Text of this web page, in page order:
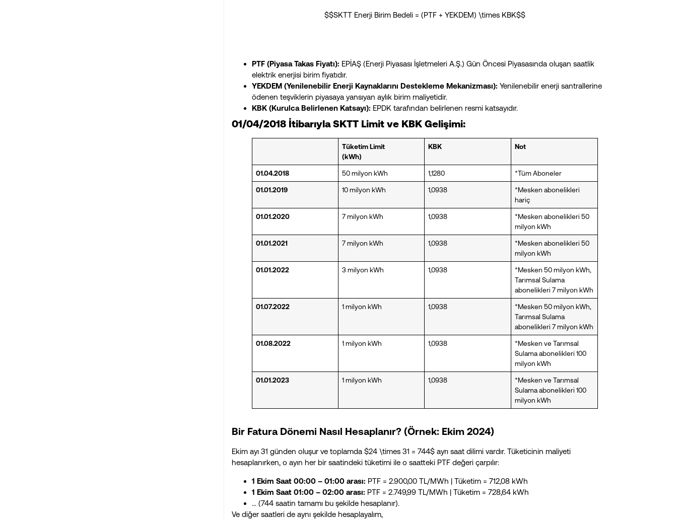
$$SKTT Enerji Birim Bedeli = (PTF + YEKDEM) \times KBK$$
PTF (Piyasa Takas Fiyatı): EPİAŞ (Enerji Piyasası İşletmeleri A.Ş.) Gün Öncesi Piyasasında oluşan saatlik
elektrik enerjisi birim fiyatıdır.
YEKDEM (Yenilenebilir Enerji Kaynaklarını Destekleme Mekanizması): Yenilenebilir enerji santrallerine
ödenen teşviklerin piyasaya yansıyan aylık birim maliyetidir.
KBK (Kurulca Belirlenen Katsayı): EPDK tarafından belirlenen resmi katsayıdır.
01/04/2018 İtibarıyla SKTT Limit ve KBK Gelişimi:
Tüketim Limit
(kWh)
KBK Not
01.04.2018 50 milyon kWh 1,1280 *Tüm Aboneler
01.01.2019 10 milyon kWh 1,0938
*Mesken abonelikleri
hariç
01.01.2020 7 milyon kWh 1,0938
*Mesken abonelikleri 50
milyon kWh
01.01.2021 7 milyon kWh 1,0938
*Mesken abonelikleri 50
milyon kWh
01.01.2022 3 milyon kWh 1,0938
*Mesken 50 milyon kWh,
Tarımsal Sulama
abonelikleri 7 milyon kWh
01.07.2022 1 milyon kWh 1,0938
*Mesken 50 milyon kWh,
Tarımsal Sulama
abonelikleri 7 milyon kWh
01.08.2022 1 milyon kWh 1,0938
*Mesken ve Tarımsal
Sulama abonelikleri 100
milyon kWh
01.01.2023 1 milyon kWh 1,0938
*Mesken ve Tarımsal
Sulama abonelikleri 100
milyon kWh
Bir Fatura Dönemi Nasıl Hesaplanır? (Örnek: Ekim 2024)
Ekim ayı 31 günden oluşur ve toplamda $24 \times 31 = 744$ ayrı saat dilimi vardır. Tüketicinin maliyeti
hesaplanırken, o ayın her bir saatindeki tüketimi ile o saatteki PTF değeri çarpılır:
1 Ekim Saat 00:00 – 01:00 arası: PTF = 2.900,00 TL/MWh | Tüketim = 712,08 kWh
1 Ekim Saat 01:00 – 02:00 arası: PTF = 2.749,99 TL/MWh | Tüketim = 728,64 kWh
… (744 saatin tamamı bu şekilde hesaplanır).
Ve diğer saatleri de aynı şekilde hesaplayalım,